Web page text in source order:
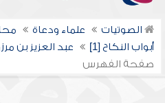
الصوتيات علماء ودعاة
أبواب النكاح [1]
عبد العزيز بن
صفحة الفهرس